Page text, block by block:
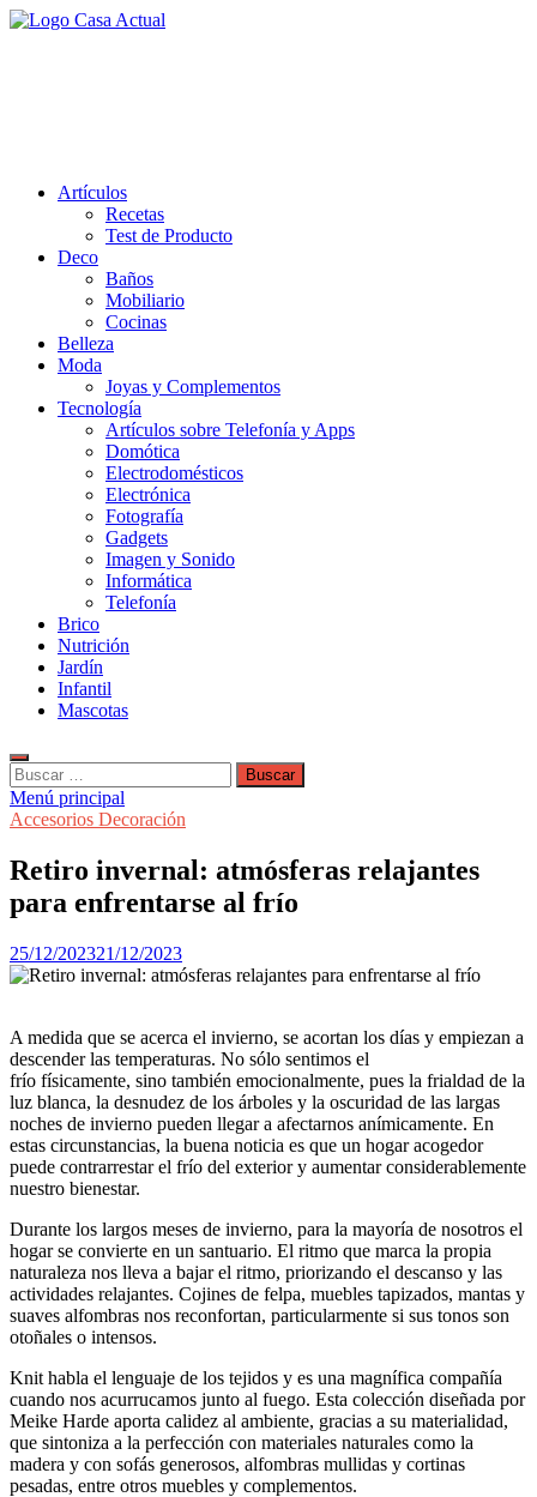
Saltar
Artículos
Recetas
Test de Producto
Deco
Baños
Mobiliario
Cocinas
Belleza
Moda
Joyas y Complementos
Tecnología
Artículos sobre Telefonía y Apps
Domótica
Electrodomésticos
Electrónica
Fotografía
Gadgets
Imagen y Sonido
Informática
Telefonía
Brico
Nutrición
Jardín
Infantil
Mascotas
Buscar:
Menú principal
Accesorios Decoración
Retiro invernal: atmósferas relajantes
para enfrentarse al frío
25/12/202321/12/2023
A medida que se acerca el invierno, se acortan los días y empiezan a
descender las temperaturas. No sólo sentimos el
frío físicamente, sino también emocionalmente, pues la frialdad de la
luz blanca, la desnudez de los árboles y la oscuridad de las largas
noches de invierno pueden llegar a afectarnos anímicamente. En
estas circunstancias, la buena noticia es que un hogar acogedor
puede contrarrestar el frío del exterior y aumentar considerablemente
nuestro bienestar.
Durante los largos meses de invierno, para la mayoría de nosotros el
hogar se convierte en un santuario. El ritmo que marca la propia
naturaleza nos lleva a bajar el ritmo, priorizando el descanso y las
actividades relajantes. Cojines de felpa, muebles tapizados, mantas y
suaves alfombras nos reconfortan, particularmente si sus tonos son
otoñales o intensos.
Knit habla el lenguaje de los tejidos y es una magnífica compañía
cuando nos acurrucamos junto al fuego. Esta colección diseñada por
Meike Harde aporta calidez al ambiente, gracias a su materialidad,
que sintoniza a la perfección con materiales naturales como la
madera y con sofás generosos, alfombras mullidas y cortinas
pesadas, entre otros muebles y complementos.